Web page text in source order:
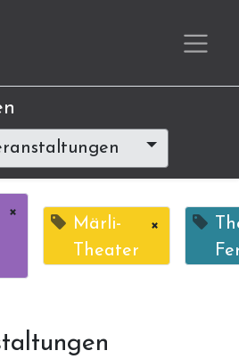
×
Märli-
Theater
×